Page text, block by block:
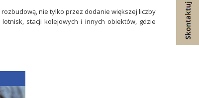
rozbudową, nie tylko przez dodanie większej liczby
stacji kolejowych i innych obiektów, gdzie